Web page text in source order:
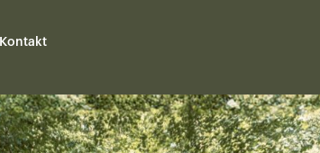
Kontakt